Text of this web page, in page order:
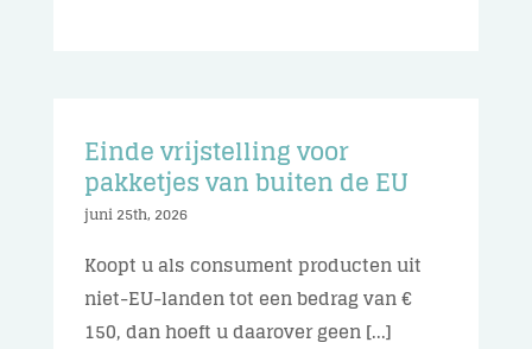
Einde vrijstelling voor
pakketjes van buiten de EU
juni 25th, 2026
Koopt u als consument producten uit
niet-EU-landen tot een bedrag van €
150, dan hoeft u daarover geen [...]